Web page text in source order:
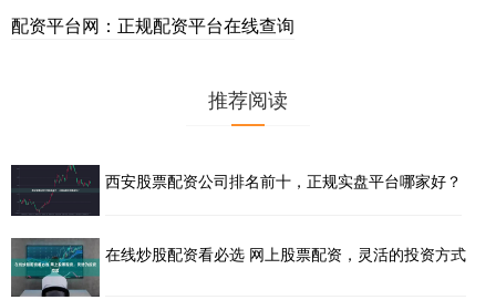
配资平台网：正规配资平台在线查询
推荐阅读
西安股票配资公司排名前十，正规实盘平台哪家好？
在线炒股配资看必选 网上股票配资，灵活的投资方式